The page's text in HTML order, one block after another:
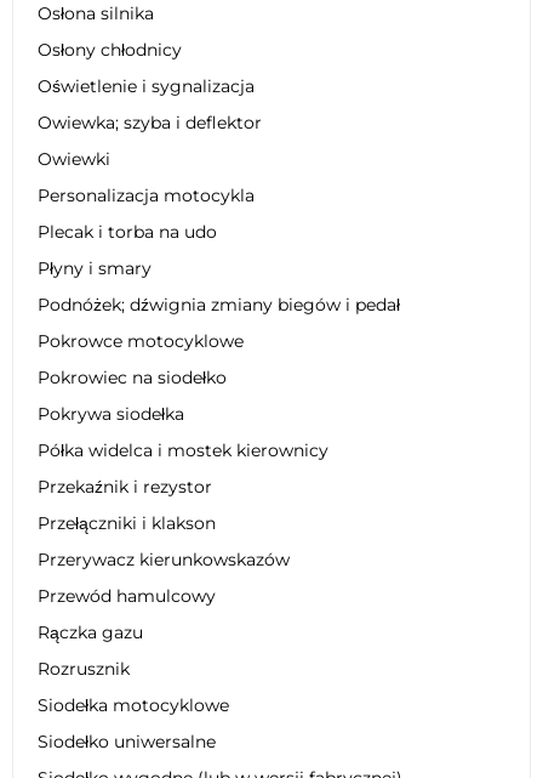
Osłona silnika
Osłony chłodnicy
Oświetlenie i sygnalizacja
Owiewka; szyba i deflektor
Owiewki
Personalizacja motocykla
Plecak i torba na udo
Płyny i smary
Podnóżek; dźwignia zmiany biegów i pedał
Pokrowce motocyklowe
Pokrowiec na siodełko
Pokrywa siodełka
Półka widelca i mostek kierownicy
Przekaźnik i rezystor
Przełączniki i klakson
Przerywacz kierunkowskazów
Przewód hamulcowy
Rączka gazu
Rozrusznik
Siodełka motocyklowe
Siodełko uniwersalne